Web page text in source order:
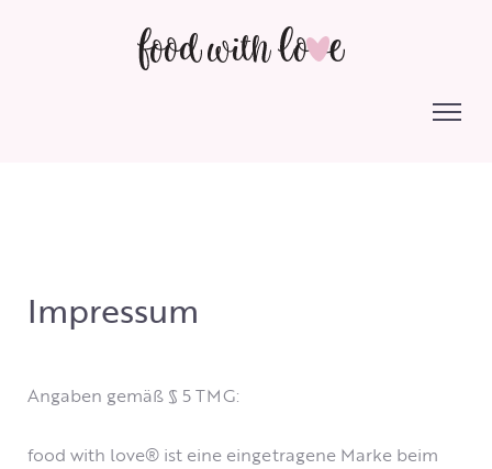
Impressum
Angaben gemäß § 5 TMG:
food with love® ist eine eingetragene Marke beim